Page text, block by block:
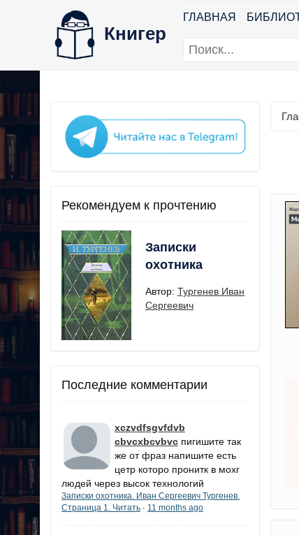
Книгер
ГЛАВНАЯ
Рекомендуем к прочтению
Записки
охотника
Автор: Тургенев Иван
Сергеевич
Последние комментарии
xczvdfsgvfdvb
cbvcxbcvbvc пигишите так
же от фраз напишите есть
цетр которо пронитк в мохг
людей через высок технологий
Записки охотника. Иван Сергеевич Тургенев.
Страница 1. Читать · 11 months ago